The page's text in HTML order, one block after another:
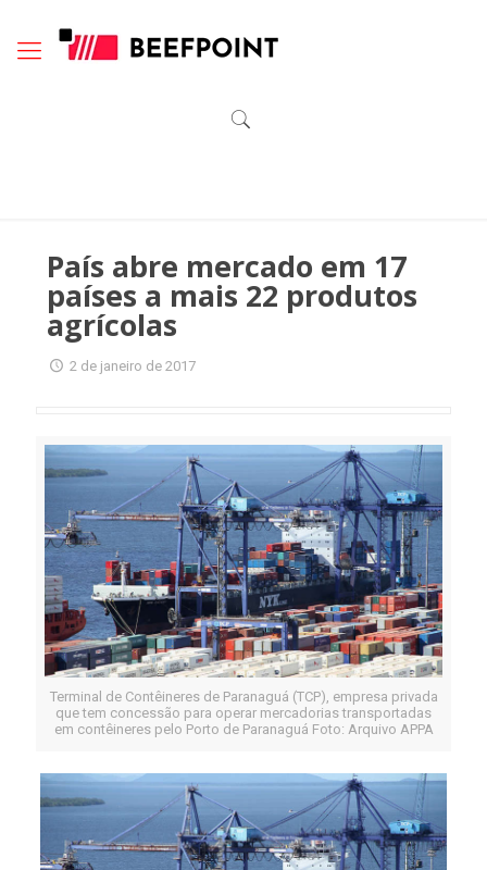
País abre mercado em 17
países a mais 22 produtos
agrícolas
2 de janeiro de 2017
Terminal de Contêineres de Paranaguá (TCP), empresa privada
que tem concessão para operar mercadorias transportadas
em contêineres pelo Porto de Paranaguá Foto: Arquivo APPA